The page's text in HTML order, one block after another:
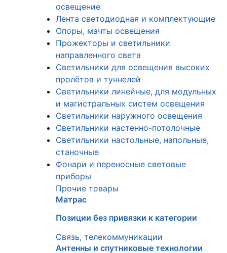
освещение
Лента светодиодная и комплектующие
Опоры, мачты освещения
Прожекторы и светильники
направленного света
Светильники для освещения высоких
пролётов и туннелей
Светильники линейные, для модульных
и магистральных систем освещения
Светильники наружного освещения
Светильники настенно-потолочные
Светильники настольные, напольные,
станочные
Фонари и переносные световые
приборы
Прочие товары
Матрас
Позиции без привязки к категории
Связь, телекоммуникации
Антенны и спутниковые технологии